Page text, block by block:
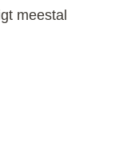
meestal